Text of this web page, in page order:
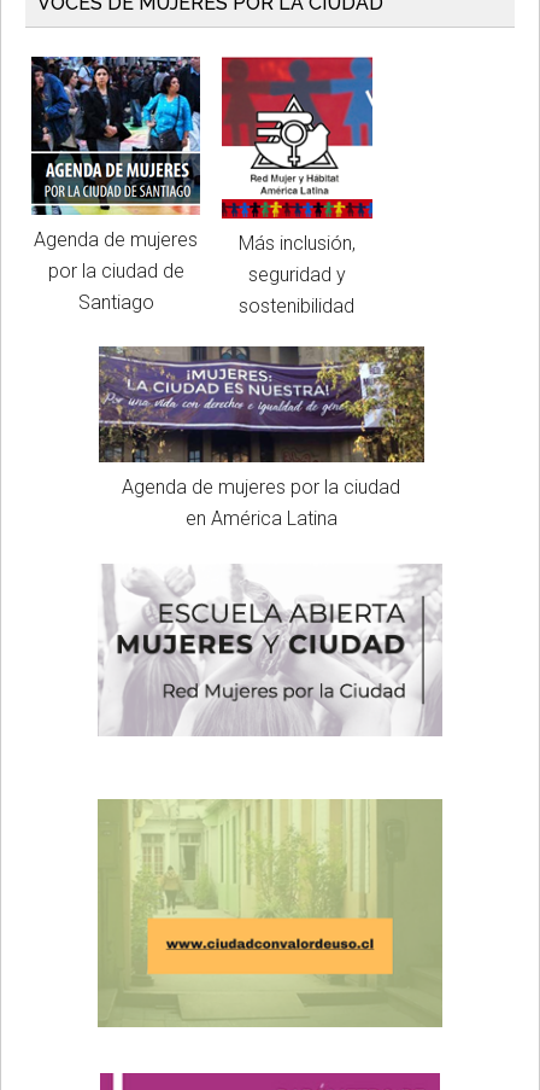
Agenda de mujeres
por la ciudad de
Santiago
Más inclusión,
seguridad y
sostenibilidad
Agenda de mujeres por la ciudad
en América Latina